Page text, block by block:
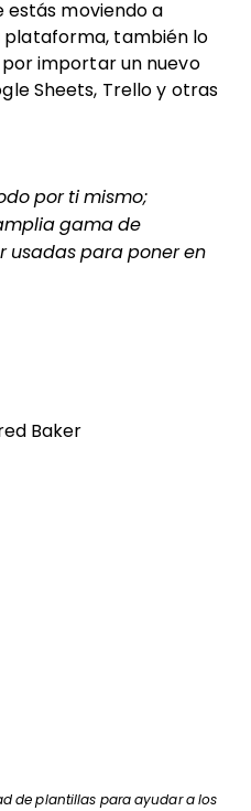
estás moviendo a
plataforma, también lo
importar un nuevo
Sheets, Trello y otras
por ti mismo;
gama de
usadas para poner en
Baker
de plantillas para ayudar a los